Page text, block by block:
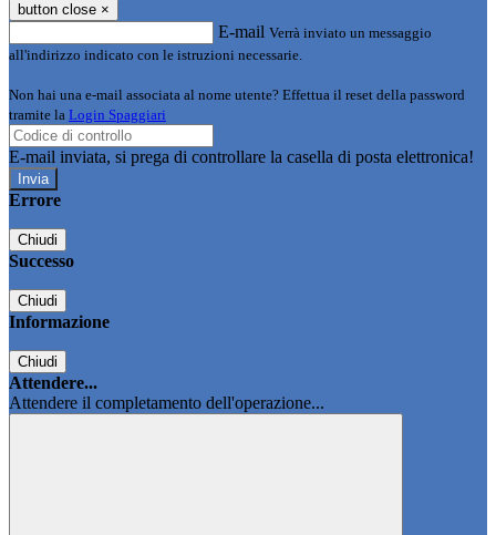
button close ×
E-mail Verrà inviato un messaggio
all'indirizzo indicato con le istruzioni necessarie.
Non hai una e-mail associata al nome utente? Effettua il reset della password
tramite la Login Spaggiari
E-mail inviata, si prega di controllare la casella di posta elettronica!
Errore
Chiudi
Successo
Chiudi
Informazione
Chiudi
Attendere...
Attendere il completamento dell'operazione...